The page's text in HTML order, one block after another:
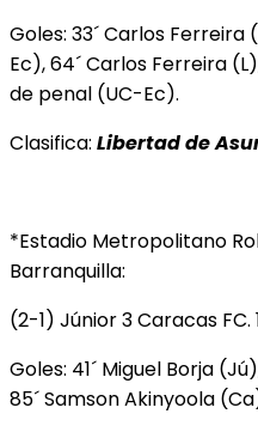
Goles: 33´ Carlos Ferreira
Ec), 64´ Carlos Ferreira
de penal (UC-Ec).
Clasifica: Libertad de
*Estadio Metropolitano
Barranquilla:
(2-1) Júnior 3 Caracas FC.
Goles: 41´ Miguel Borja
85´ Samson Akinyoola